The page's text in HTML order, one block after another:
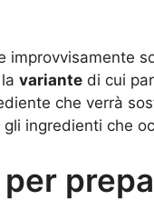
improvvisamente
variante di cui
che verrà
ingredienti che
per